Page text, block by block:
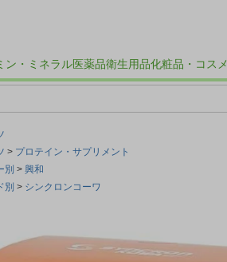
ン・ミネラル医薬品衛生用品化粧品・コスメ
プロテイン・サプリメント
別
興和
別
シンクロンコーワ